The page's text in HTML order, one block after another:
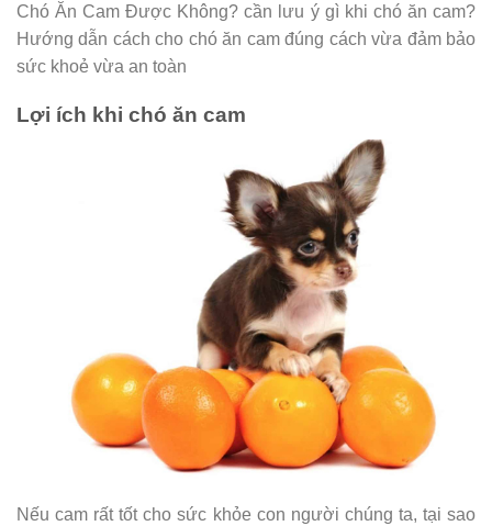
Chó Ăn Cam Được Không? cần lưu ý gì khi chó ăn cam?
Hướng dẫn cách cho chó ăn cam đúng cách vừa đảm bảo
sức khoẻ vừa an toàn
Lợi ích khi chó ăn cam
Nếu cam rất tốt cho sức khỏe con người chúng ta, tại sao